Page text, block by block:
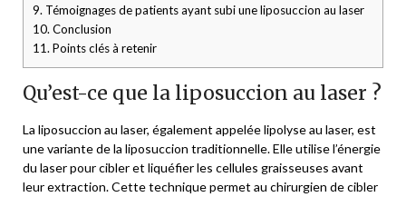
9. Témoignages de patients ayant subi une liposuccion au laser
10.Conclusion
11.Points clés à retenir
Qu’est-ce que la liposuccion au laser ?
La liposuccion au laser, également appelée lipolyse au laser, est
une variante de la liposuccion traditionnelle. Elle utilise l’énergie
du laser pour cibler et liquéfier les cellules graisseuses avant
leur extraction. Cette technique permet au chirurgien de cibler